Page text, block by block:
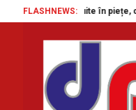
FLASHNEWS:
gratuite în piețe,